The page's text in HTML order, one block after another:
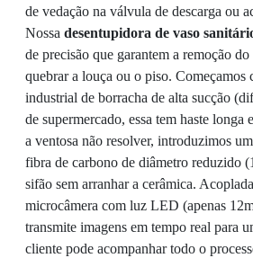
de vedação na válvula de descarga ou
Nossa desentupidora de vaso
de precisão que garantem a remoção
quebrar a louça ou o piso. Começamos
industrial de borracha de alta sucção
de supermercado, essa tem haste longa
a ventosa não resolver, introduzimos
fibra de carbono de diâmetro reduzido
sifão sem arranhar a cerâmica.
microcâmera com luz LED (apenas
transmite imagens em tempo real para
cliente pode acompanhar todo o